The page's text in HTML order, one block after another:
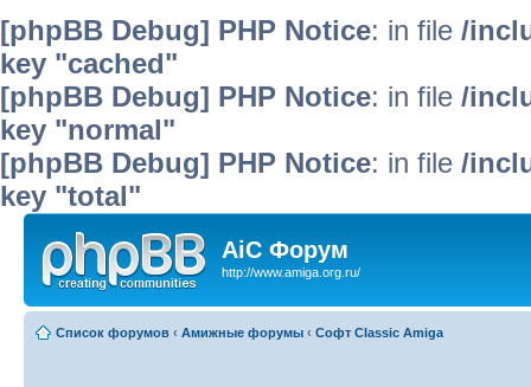
[phpBB Debug] PHP Notice: in file /
key "cached"
[phpBB Debug] PHP Notice: in file /
key "normal"
[phpBB Debug] PHP Notice: in file /
key "total"
AiC Форум
http://www.amiga.org.ru/
Список форумов ‹ Амижные форумы ‹ Софт Classic Amiga